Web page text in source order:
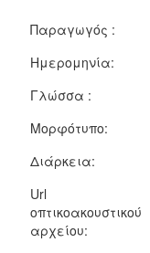
Παραγωγός :
Ημερομηνία:
Γλώσσα :
Μορφότυπο:
Διάρκεια:
Url
οπτικοακουστικού
αρχείου: